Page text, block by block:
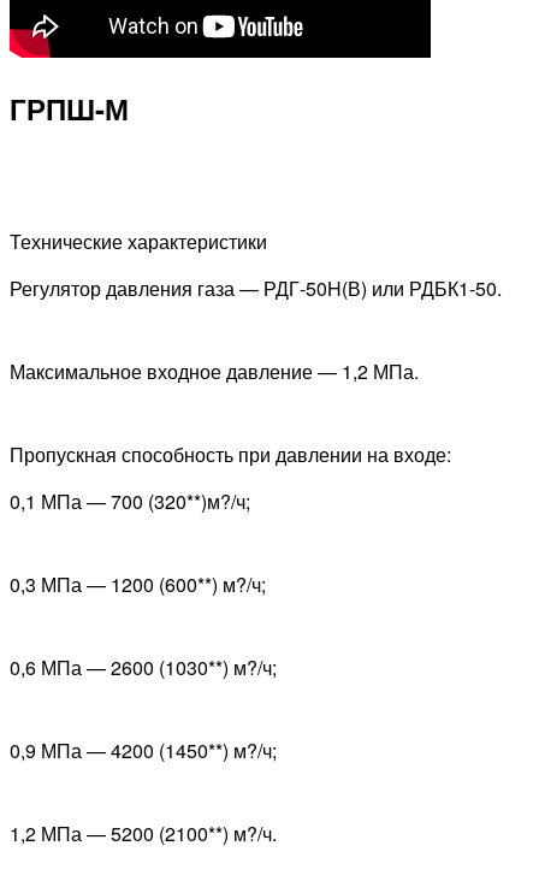
ГРПШ-М
Технические характеристики
Регулятор давления газа — РДГ-50H(В) или РДБК1-50.
Максимальное входное давление — 1,2 МПа.
Пропускная способность при давлении на входе:
0,1 МПа — 700 (320**)м?/ч;
0,3 МПа — 1200 (600**) м?/ч;
0,6 МПа — 2600 (1030**) м?/ч;
0,9 МПа — 4200 (1450**) м?/ч;
1,2 МПа — 5200 (2100**) м?/ч.